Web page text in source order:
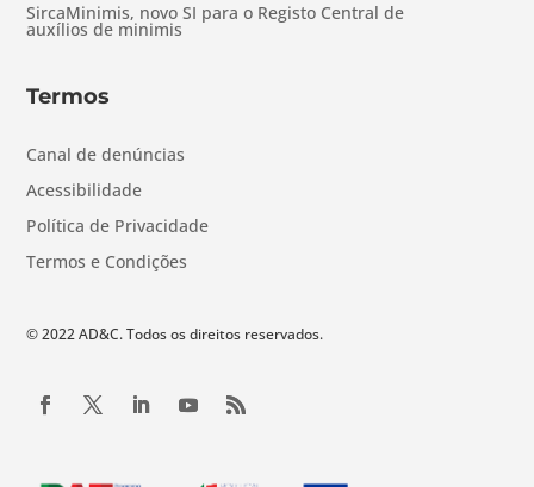
SircaMinimis, novo SI para o Registo Central de
auxílios de minimis
Termos
Canal de denúncias
Acessibilidade
Política de Privacidade
Termos e Condições
© 2022 AD&C. Todos os direitos reservados.